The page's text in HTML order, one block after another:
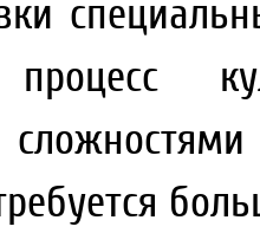
процесс